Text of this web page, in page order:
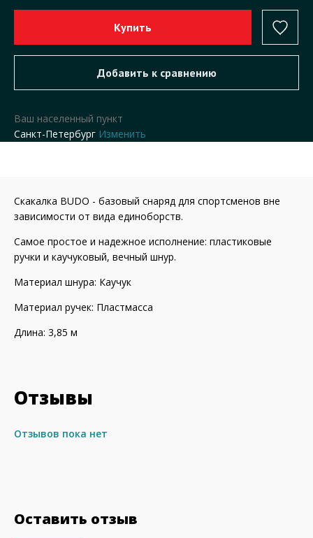
Ваш населенный пункт
Санкт-Петербург Изменить
Скакалка BUDO - базовый снаряд для спортсменов вне
зависимости от вида единоборств.
Самое простое и надежное исполнение: пластиковые
ручки и каучуковый, вечный шнур.
Материал шнура: Каучук
Материал ручек: Пластмасса
Длина: 3,85 м
Отзывы
Отзывов пока нет
Оставить отзыв